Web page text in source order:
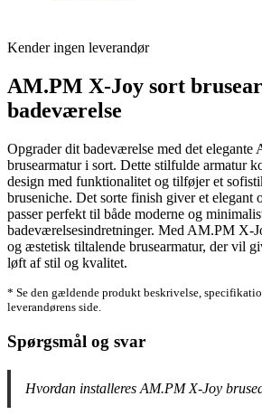
Kender ingen leverandør
AM.PM X-Joy sort
badeværelse
Opgrader dit badeværelse med det
brusearmatur i sort. Dette stilfulde armatur
design med funktionalitet og tilføjer et
bruseniche. Det sorte finish giver et elegant
passer perfekt til både moderne og
badeværelsesindretninger. Med AM.PM X-
og æstetisk tiltalende brusearmatur, der vil
løft af stil og kvalitet.
* Se den gældende produkt beskrivelse,
leverandørens side.
Spørgsmål og svar
Hvordan installeres AM.PM X-Joy